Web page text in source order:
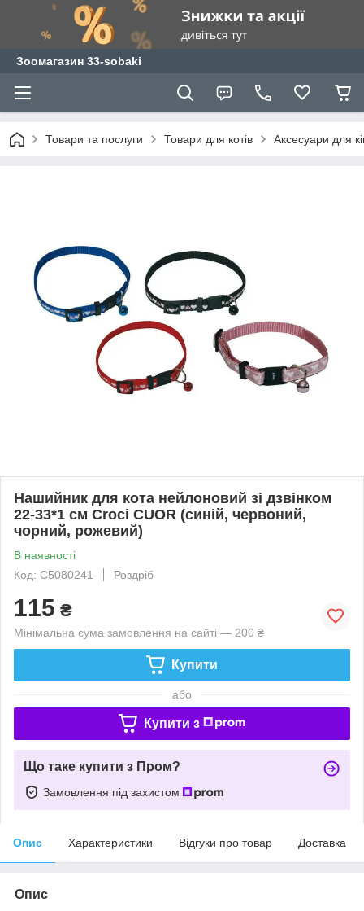
Зоомагазин 33-sobaki
Товари та послуги Товари для котів Аксесуари для
Нашийник для кота нейлоновий зі дзвінком
22-33*1 см Croci CUOR (синій, червоний,
чорний, рожевий)
В наявності
Код: C5080241
Роздріб
115 ₴
Мінімальна сума замовлення на сайті — 200 ₴
Купити
або
Купити з
Що таке купити з Пром?
Замовлення під захистом
Опис Характеристики Відгуки про товар Доставка
Опис